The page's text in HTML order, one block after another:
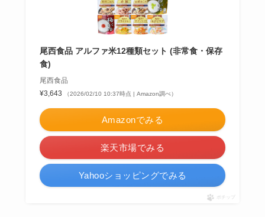
尾西食品 アルファ米12種類セット (非常食・保存
食)
尾西食品
¥3,643
（2026/02/10 10:37時点 | Amazon調べ）
Amazonでみる
楽天市場でみる
Yahooショッピングでみる
ポチップ